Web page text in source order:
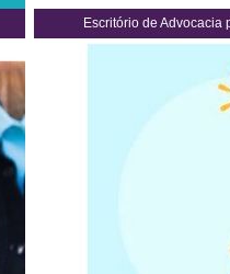
Escritório de Advocacia